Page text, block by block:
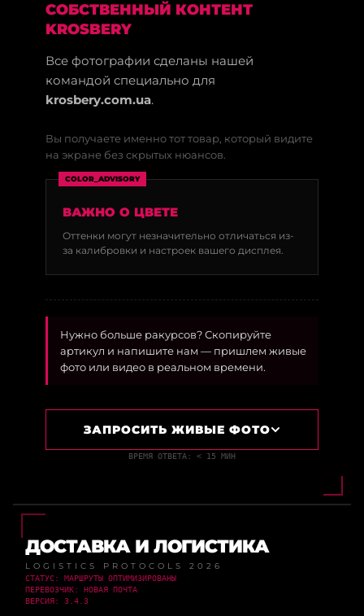
СОБСТВЕННЫЙ КОНТЕНТ
KROSBERY
Все фотографии сделаны нашей
командой специально для
krosbery.com.ua.
Вы получаете именно тот товар, который видите
на экране без скрытых нюансов.
COLOR_ADVISORY
ВАЖНО О ЦВЕТЕ
Оттенки могут незначительно отличаться из-
за калибровки и настроек вашего дисплея.
Нужно больше ракурсов? Скопируйте
артикул и напишите нам — пришлем живые
фото или видео в реальном времени.
ЗАПРОСИТЬ ЖИВЫЕ ФОТО
ВРЕМЯ ОТВЕТА: < 15 МИН
ДОСТАВКА И ЛОГИСТИКА
LOGISTICS PROTOCOLS 2026
СТАТУС: МАРШРУТЫ ОПТИМИЗИРОВАНЫ
ПЕРЕВОЗЧИК: НОВАЯ ПОЧТА
ВЕРСИЯ: 3.4.3